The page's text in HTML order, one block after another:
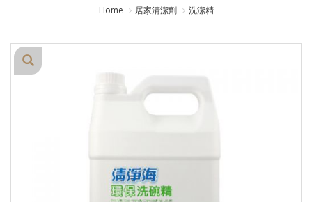
Home 居家清潔劑 洗潔精